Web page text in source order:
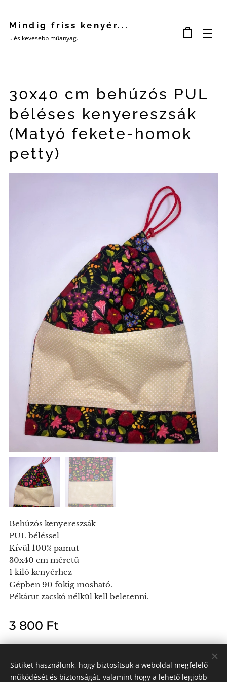
Mindig friss kenyér...
...és kevesebb műanyag.
30x40 cm behúzós PUL
béléses kenyereszsák
(Matyó fekete-homok
petty)
Behúzós kenyereszsák
PUL béléssel
Kívül 100% pamut
30x40 cm méretű
1 kiló kenyérhez
Gépben 90 fokig mosható.
Pékárut zacskó nélkül kell beletenni.
3 800 Ft
Kendra László e.v.
Sütiket használunk, hogy biztosítsuk a weboldal megfelelő
működését és biztonságát, valamint hogy a lehető legjobb